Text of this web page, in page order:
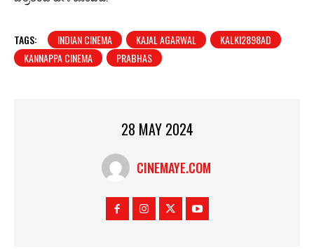
TAGS: INDIAN CINEMA KAJAL AGARWAL
KALKI2898AD
KANNAPPA CINEMA
PRABHAS
28 MAY 2024
CINEMAYE.COM